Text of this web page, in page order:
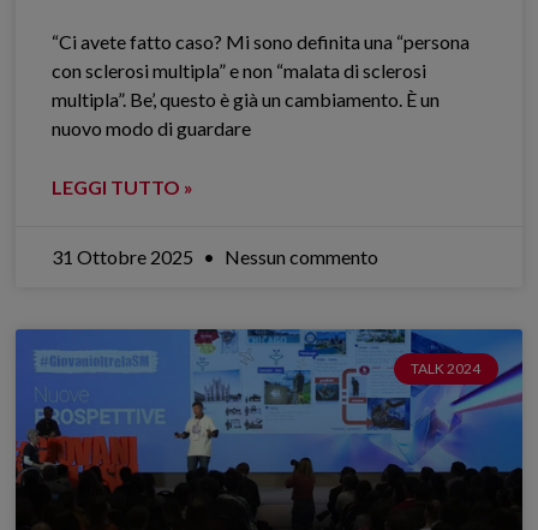
“Ci avete fatto caso? Mi sono definita una “persona
con sclerosi multipla” e non “malata di sclerosi
multipla”. Be’, questo è già un cambiamento. È un
nuovo modo di guardare
LEGGI TUTTO »
31 Ottobre 2025 Nessun commento
TALK 2024